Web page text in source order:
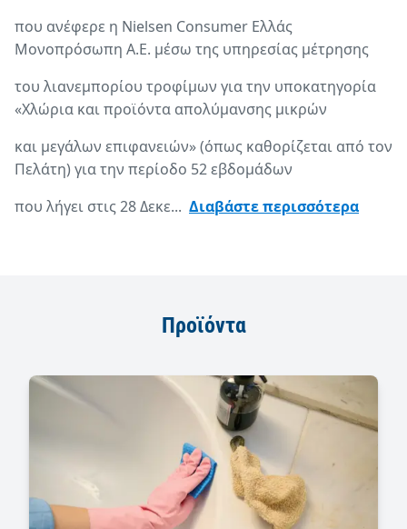
που ανέφερε η Nielsen Consumer Ελλάς
Μονοπρόσωπη Α.Ε. μέσω της υπηρεσίας μέτρησης
του λιανεμπορίου τροφίμων για την υποκατηγορία
«Χλώρια και προϊόντα απολύμανσης μικρών
και μεγάλων επιφανειών» (όπως καθορίζεται από τον
Πελάτη) για την περίοδο 52 εβδομάδων
που λήγει στις 28 Δεκε... Διαβάστε περισσότερα
Προϊόντα